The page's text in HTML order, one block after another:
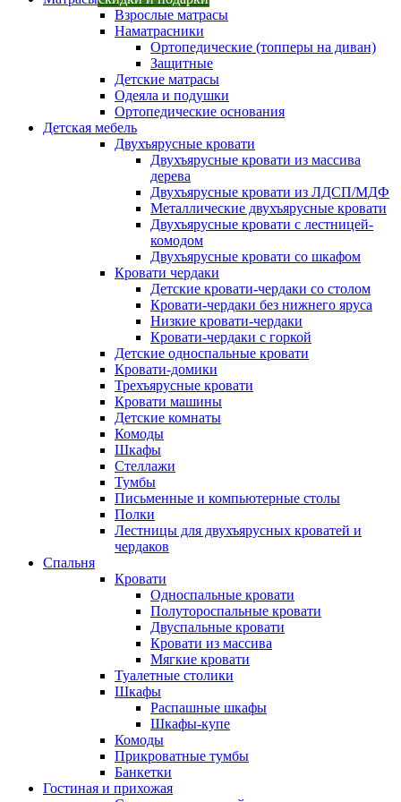
Взрослые матрасы
Наматрасники
Ортопедические (топперы на диван)
Защитные
Детские матрасы
Одеяла и подушки
Ортопедические основания
Детская мебель
Двухъярусные кровати
Двухъярусные кровати из массива
дерева
Двухъярусные кровати из ЛДСП/МДФ
Металлические двухъярусные кровати
Двухъярусные кровати с лестницей-
комодом
Двухъярусные кровати со шкафом
Кровати чердаки
Детские кровати-чердаки со столом
Кровати-чердаки без нижнего яруса
Низкие кровати-чердаки
Кровати-чердаки с горкой
Детские односпальные кровати
Кровати-домики
Трехъярусные кровати
Кровати машины
Детские комнаты
Комоды
Шкафы
Стеллажи
Тумбы
Письменные и компьютерные столы
Полки
Лестницы для двухъярусных кроватей и
чердаков
Спальня
Кровати
Односпальные кровати
Полутороспальные кровати
Двуспальные кровати
Кровати из массива
Мягкие кровати
Туалетные столики
Шкафы
Распашные шкафы
Шкафы-купе
Комоды
Прикроватные тумбы
Банкетки
Гостиная и прихожая